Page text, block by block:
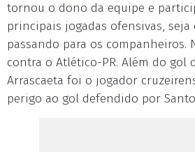
tornou o dono da equipe e
principais jogadas ofensivas,
passando para os companheiros.
contra o Atlético-PR. Além do gol
Arrascaeta foi o jogador
perigo ao gol defendido por